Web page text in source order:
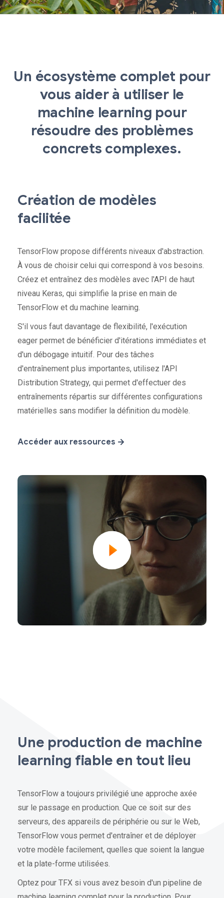
Un écosystème complet pour
vous aider à utiliser le
machine learning pour
résoudre des problèmes
concrets complexes.
Création de modèles
facilitée
TensorFlow propose différents niveaux d'abstraction.
À vous de choisir celui qui correspond à vos besoins.
Créez et entraînez des modèles avec l'API de haut
niveau Keras, qui simplifie la prise en main de
TensorFlow et du machine learning.
S'il vous faut davantage de flexibilité, l'exécution
eager permet de bénéficier d'itérations immédiates et
d'un débogage intuitif. Pour des tâches
d'entraînement plus importantes, utilisez l'API
Distribution Strategy, qui permet d'effectuer des
entraînements répartis sur différentes configurations
matérielles sans modifier la définition du modèle.
Accéder aux ressources
Une production de machine
learning fiable en tout lieu
TensorFlow a toujours privilégié une approche axée
sur le passage en production. Que ce soit sur des
serveurs, des appareils de périphérie ou sur le Web,
TensorFlow vous permet d'entraîner et de déployer
votre modèle facilement, quelles que soient la langue
et la plate-forme utilisées.
Optez pour TFX si vous avez besoin d'un pipeline de